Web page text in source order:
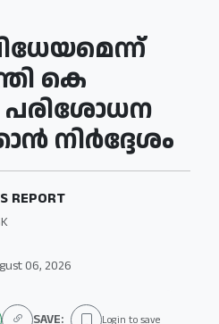
കെ
പരിശോധന
നിര്‍ദ്ദേശം
REPORT
06, 2026
SAVE: Login to save